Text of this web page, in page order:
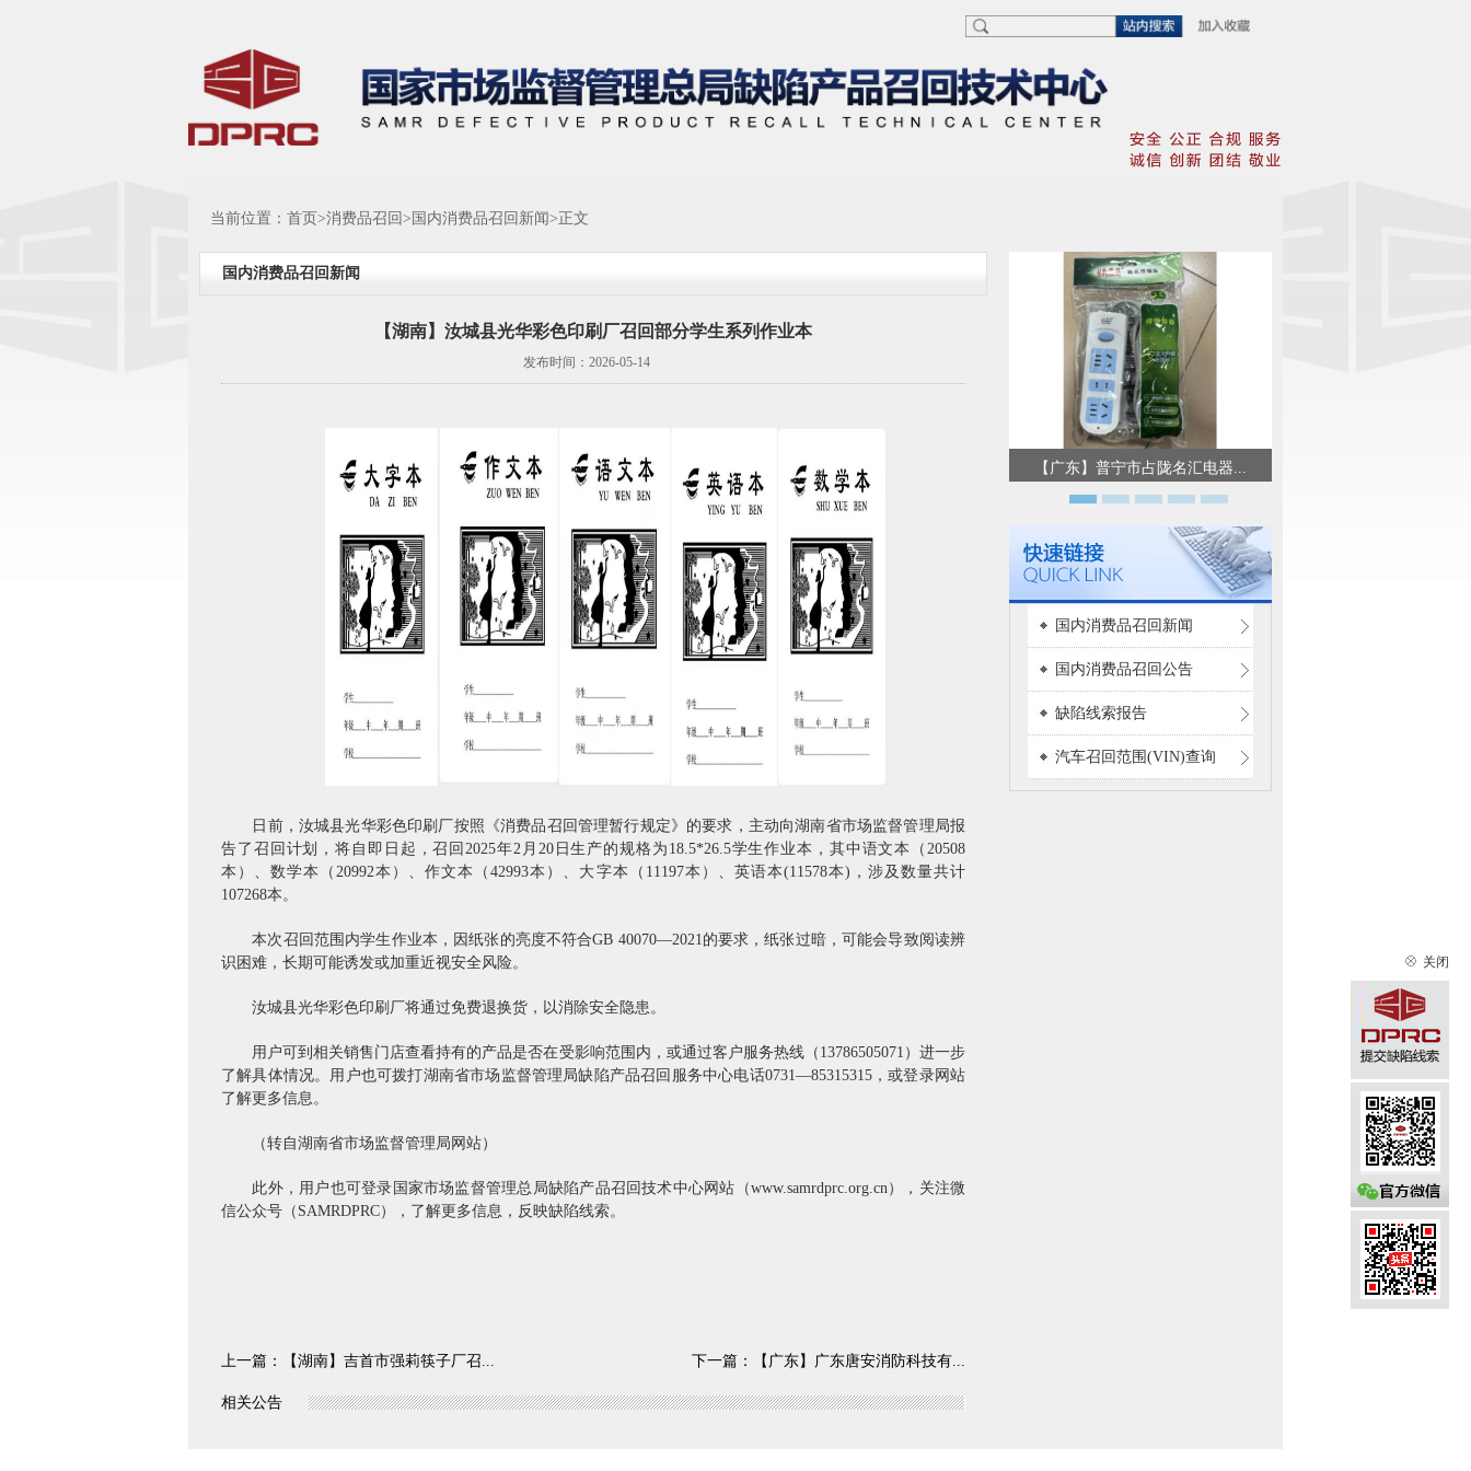
当前位置： 首页 >消费品召回> 国内消费品召回新闻>正文
国内消费品召回新闻
【湖南】汝城县光华彩色印刷厂召回部分学生系列作业本
发布时间：2026-05-14
日前，汝城县光华彩色印刷厂按照《消费品召回管理暂行规定》的要求，主动向湖南省市场监督管理局报
告了召回计划，将自即日起，召回2025年2月20日生产的规格为18.5*26.5学生作业本，其中语文本（20508
本）、数学本（20992本）、作文本（42993本）、大字本（11197本）、英语本(11578本)，涉及数量共计
107268本。
本次召回范围内学生作业本，因纸张的亮度不符合GB 40070—2021的要求，纸张过暗，可能会导致阅读辨
识困难，长期可能诱发或加重近视安全风险。
汝城县光华彩色印刷厂将通过免费退换货，以消除安全隐患。
用户可到相关销售门店查看持有的产品是否在受影响范围内，或通过客户服务热线（13786505071）进一步
了解具体情况。用户也可拨打湖南省市场监督管理局缺陷产品召回服务中心电话0731—85315315，或登录网站
了解更多信息。
（转自湖南省市场监督管理局网站）
此外，用户也可登录国家市场监督管理总局缺陷产品召回技术中心网站（www.samrdprc.org.cn），关注微
信公众号（SAMRDPRC），了解更多信息，反映缺陷线索。
上一篇： 【湖南】吉首市强莉筷子厂召... 下一篇： 【广东】广东唐安消防科技有...
相关公告
【广东】普宁市占陇名汇电器...
国内消费品召回新闻
国内消费品召回公告
缺陷线索报告
汽车召回范围(VIN)查询
关闭